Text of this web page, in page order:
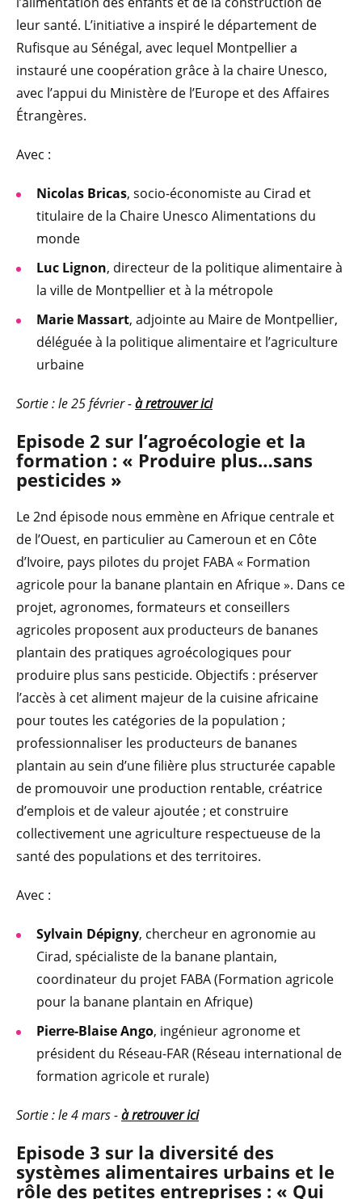
leur santé. L’initiative a inspiré le département de
Rufisque au Sénégal, avec lequel Montpellier a
instauré une coopération grâce à la chaire Unesco,
avec l’appui du Ministère de l’Europe et des Affaires
Étrangères.
Avec :
Nicolas Bricas, socio-économiste au Cirad et
titulaire de la Chaire Unesco Alimentations du
monde
Luc Lignon, directeur de la politique alimentaire à
la ville de Montpellier et à la métropole
Marie Massart, adjointe au Maire de Montpellier,
déléguée à la politique alimentaire et l’agriculture
urbaine
Sortie : le 25 février -à retrouver ici
Episode 2 sur l’agroécologie et la
formation : « Produire plus…sans
pesticides »
Le 2nd épisode nous emmène en Afrique centrale et
de l’Ouest, en particulier au Cameroun et en Côte
d’Ivoire, pays pilotes du projet FABA « Formation
agricole pour la banane plantain en Afrique ». Dans ce
projet, agronomes, formateurs et conseillers
agricoles proposent aux producteurs de bananes
plantain des pratiques agroécologiques pour
produire plus sans pesticide. Objectifs : préserver
l’accès à cet aliment majeur de la cuisine africaine
pour toutes les catégories de la population ;
professionnaliser les producteurs de bananes
plantain au sein d’une filière plus structurée capable
de promouvoir une production rentable, créatrice
d’emplois et de valeur ajoutée ; et construire
collectivement une agriculture respectueuse de la
santé des populations et des territoires.
Avec :
Sylvain Dépigny, chercheur en agronomie au
Cirad, spécialiste de la banane plantain,
coordinateur du projet FABA (Formation agricole
pour la banane plantain en Afrique)
Pierre-Blaise Ango, ingénieur agronome et
président du Réseau-FAR (Réseau international de
formation agricole et rurale)
Sortie : le 4 mars -à retrouver ici
Episode 3 sur la diversité des
systèmes alimentaires urbains et le
rôle des petites entreprises : « Qui